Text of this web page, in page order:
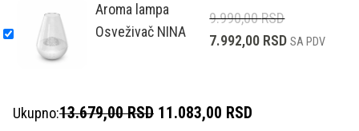
Aroma lampa
Osveživač NINA
9.990,00RSD
7.992,00 RSD SA PDV
Ukupno:13.679,00 RSD 11.083,00 RSD